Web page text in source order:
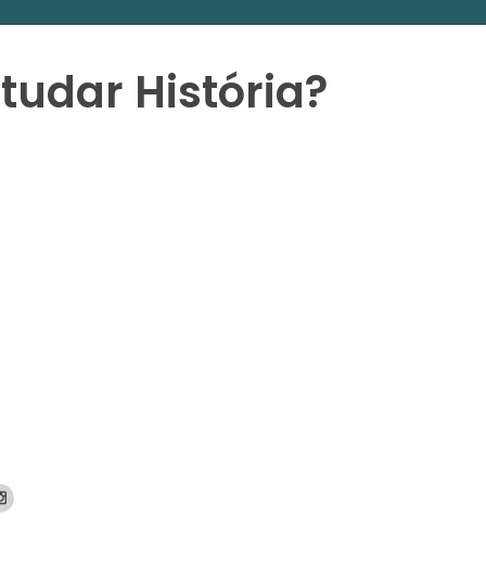
História?